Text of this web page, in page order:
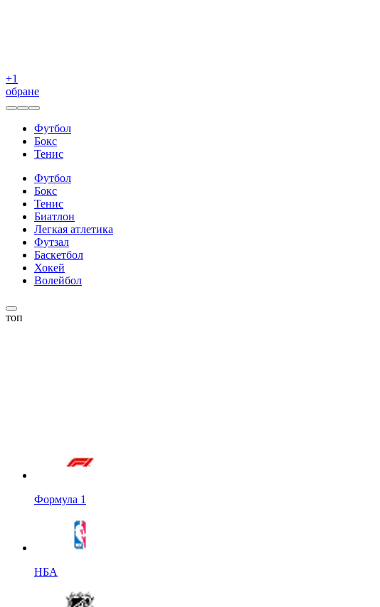
+1
обране
Футбол
Бокс
Тенис
Футбол
Бокс
Тенис
Биатлон
Легкая атлетика
Футзал
Баскетбол
Хокей
Волейбол
топ
Формула 1
НБА